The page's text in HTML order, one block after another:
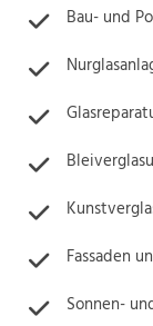
Bau- und
Fassaden
Sonnen-